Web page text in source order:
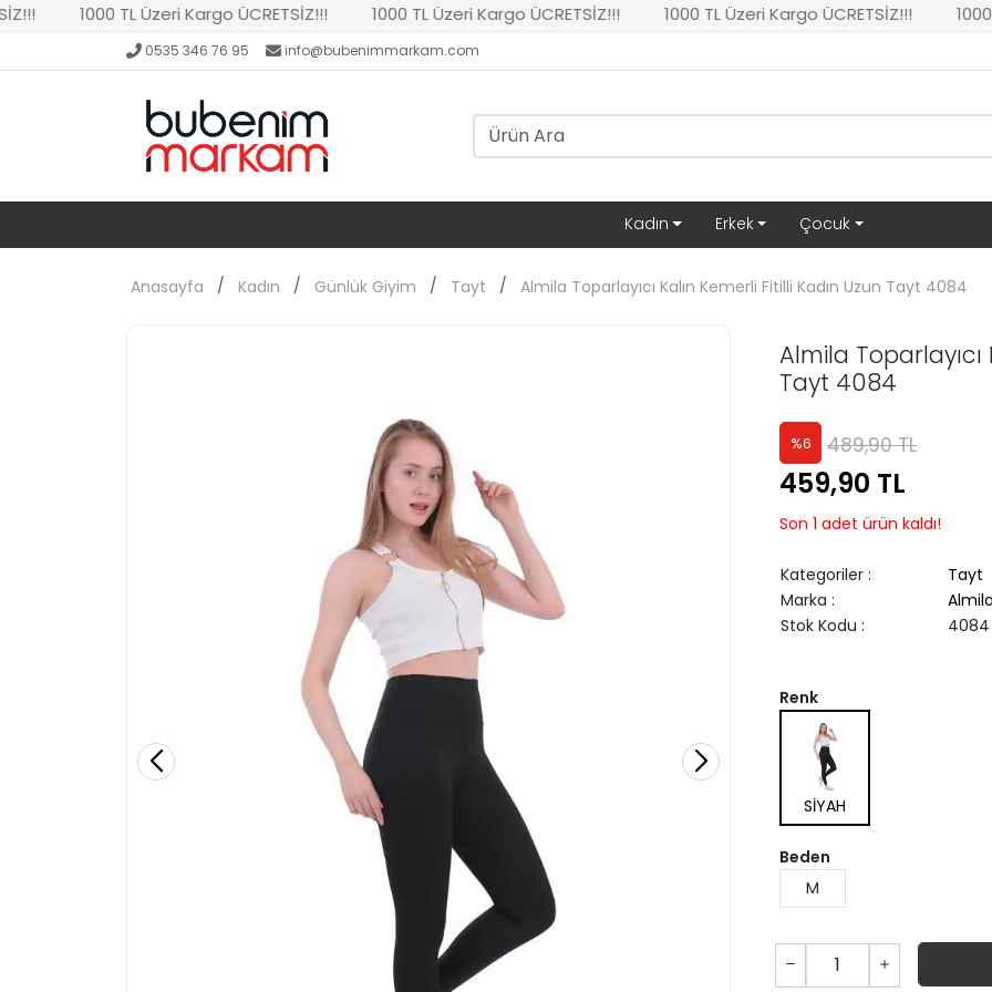
1000 TL Üzeri Kargo ÜCRETSİZ!!! 1000 TL Üzeri Kargo ÜCRETSİZ!!! 1000 TL Üzeri Kargo ÜCRETSİZ!!! 1000
0535 346 76 95 info@bubenimmarkam.com
Kadın Erkek Çocuk
Anasayfa Kadın Günlük Giyim Tayt Almila Toparlayıcı Kalın Kemerli Fitilli Kadın Uzun Tayt 4084
Almila Toparlayıcı
Tayt 4084
%6 489,90 TL
459,90 TL
Son 1 adet ürün kaldı!
Kategoriler :
Tayt
Marka :
Almila
Stok Kodu : 4084
Renk
SİYAH
Beden
M